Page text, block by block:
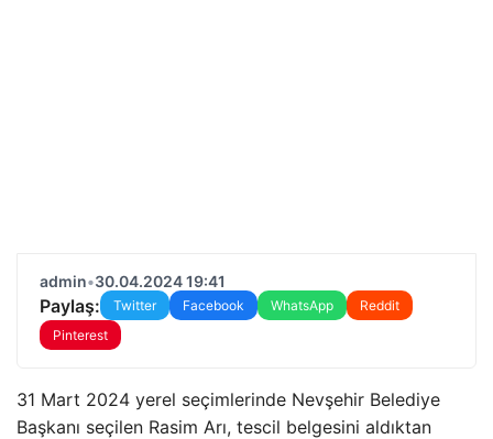
admin•30.04.2024 19:41
Paylaş: Twitter Facebook WhatsApp
Reddit
Pinterest
31 Mart 2024 yerel seçimlerinde Nevşehir Belediye
Başkanı seçilen Rasim Arı, tescil belgesini aldıktan